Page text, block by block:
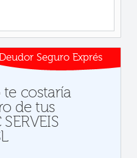
Seguro Exprés
costaría
de tus